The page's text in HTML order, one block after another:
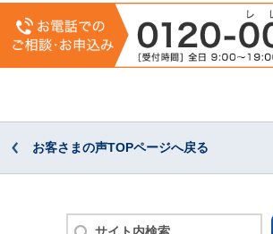
お客さまの声TOPページへ戻る